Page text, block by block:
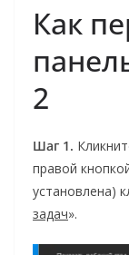
Как
2
Шаг 1.
правой
установлена)
задач».